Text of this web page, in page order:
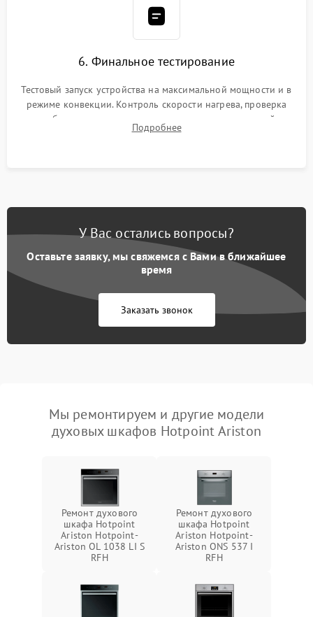
6. Финальное тестирование
Тестовый запуск устройства на максимальной мощности и в
режиме конвекции. Контроль скорости нагрева, проверка
срабатывания термостата при достижении заданной
температуры и тест на отсутствие утечек тока.
Подробнее
У Вас остались вопросы?
Оставьте заявку, мы свяжемся с Вами в ближайшее
время
Заказать звонок
Мы ремонтируем и другие модели
духовых шкафов Hotpoint Ariston
Ремонт духового
шкафа Hotpoint
Ariston Hotpoint-
Ariston OL 1038 LI S
RFH
Ремонт духового
шкафа Hotpoint
Ariston Hotpoint-
Ariston ONS 537 I
RFH